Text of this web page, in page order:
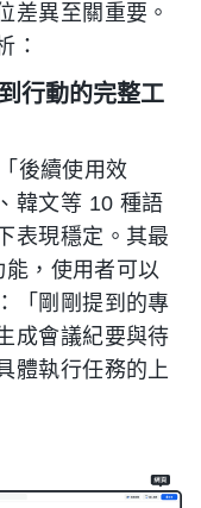
差異至關重要。
：
行動的完整工
後續使用效
韓文等 10 種語
表現穩定。其最
，使用者可以
「剛剛提到的專
成會議紀要與待
體執行任務的上